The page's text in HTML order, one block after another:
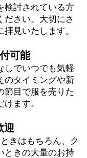
検討されている方
ださい。大切にさ
見いたします。
可能
しでいつでも気軽
のタイミングや新
節目で服を売りた
ます。
迎
きはもちろん、ク
ときの大量のお持